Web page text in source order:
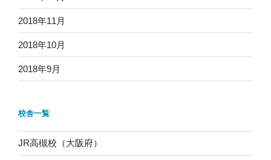
2018年11月
2018年10月
2018年9月
校舎一覧
JR高槻校（大阪府）